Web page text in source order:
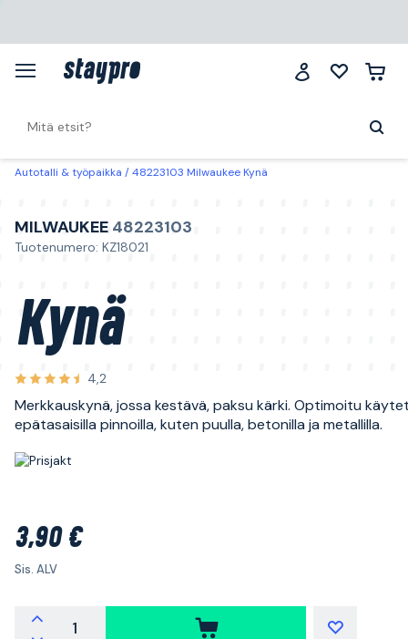
Autotalli & työpaikka 48223103 Milwaukee Kynä
MILWAUKEE 48223103
Tuotenumero: KZ18021
Kynä
4,2
Merkkauskynä, jossa kestävä, paksu kärki. Optimoitu
epätasaisilla pinnoilla, kuten puulla, betonilla ja metallilla.
3,90 €
Sis. ALV